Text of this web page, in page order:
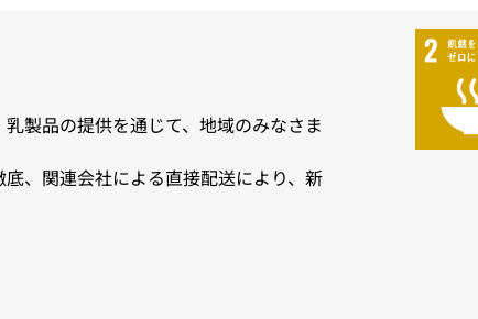
製品の提供を通じて、地域のみなさま
、関連会社による直接配送により、新